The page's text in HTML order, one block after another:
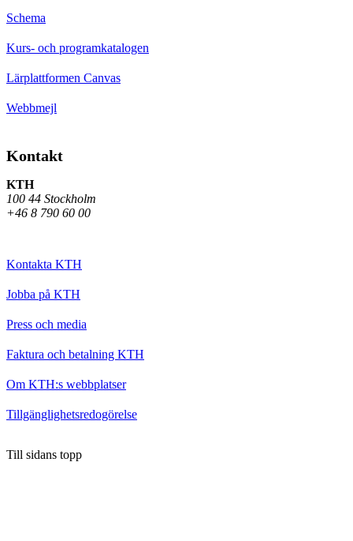
Schema
Kurs- och programkatalogen
Lärplattformen Canvas
Webbmejl
Kontakt
KTH
100 44 Stockholm
+46 8 790 60 00
Kontakta KTH
Jobba på KTH
Press och media
Faktura och betalning KTH
Om KTH:s webbplatser
Tillgänglighetsredogörelse
Till sidans topp